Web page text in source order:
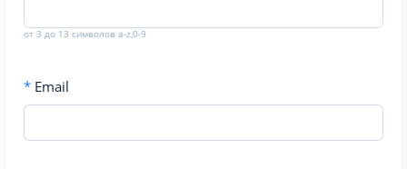
от 3 до 13 символов a-z,0-9
* Email